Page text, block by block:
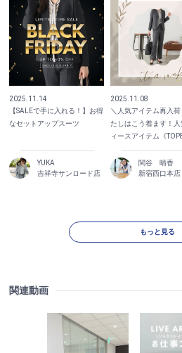
2025.11.14
【SALEで手に入れる！】お得
なセットアップスーツ
YUKA
吉祥寺サンロード店
2025.11.08
＼人気アイテム再入荷
たしはこう着ます！人
ィースアイテム《
関谷 晴香
新宿西口本店
もっと見る
関連動画